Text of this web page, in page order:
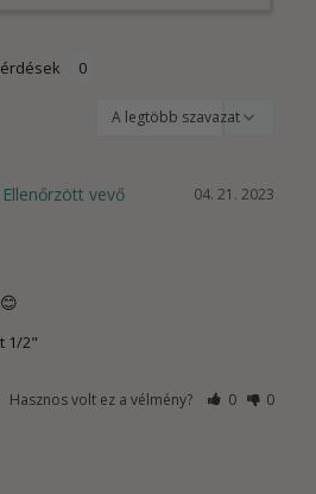
04. 21. 2023
1/2"
Hasznos volt ez a vélmény? 0 0